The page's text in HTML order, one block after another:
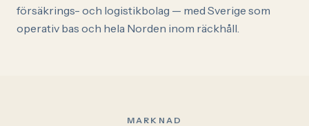
försäkrings- och logistikbolag — med Sverige som
operativ bas och hela Norden inom räckhåll.
MARKNAD